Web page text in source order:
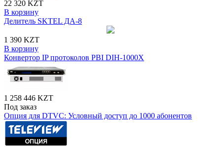
22 320 KZT
В корзину
Делитель SKTEL ДА-8
1 390 KZT
В корзину
Конвертор IP протоколов PBI DIH-1000X
1 258 446 KZT
Под заказ
Опция для DTVC: Условный доступ до 1000 абонентов